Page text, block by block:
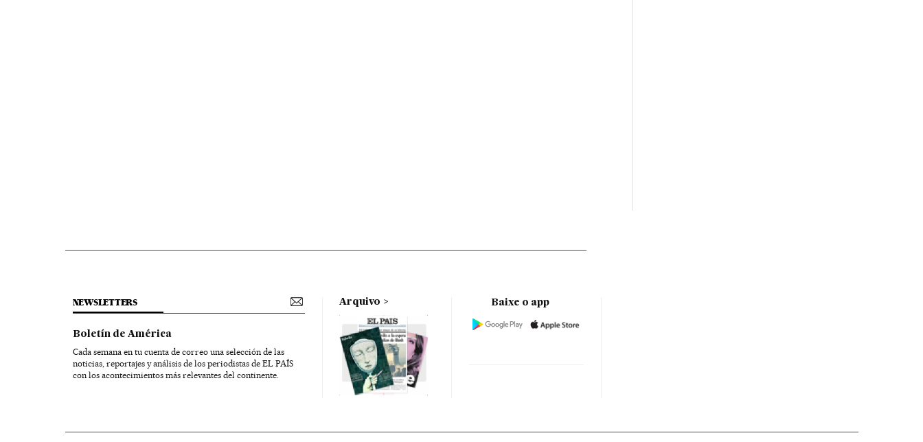
NEWSLETTERS
Boletín de América
Cada semana en tu cuenta de correo una selección de las
noticias, reportajes y análisis de los periodistas de EL PAÍS
con los acontecimientos más relevantes del continente.
Arquivo Baixe o app